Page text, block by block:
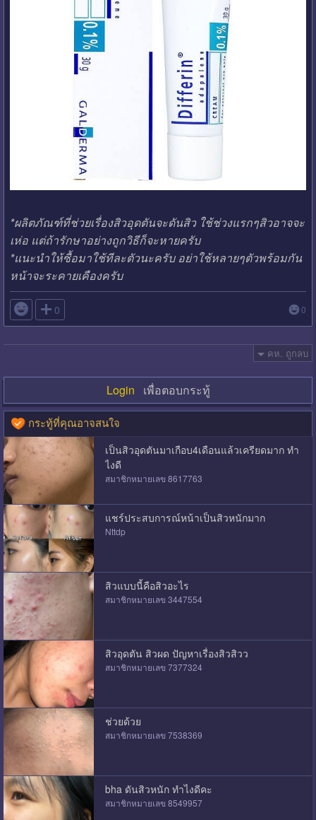
*ผลิตภัณฑ์ที่ช่วยเรื่องสิวอุดตันจะดันสิว ใช้ช่วงแรกๆสิวอาจจะ
เห่อ แต่ถ้ารักษาอย่างถูกวิธีก็จะหายครับ
*แนะนำให้ซื้อมาใช้ทีละตัวนะครับ อย่าใช้หลายๆตัวพร้อมกัน
หน้าจะระคายเคืองครับ
 0 0
คห. ถูกลบ
Login เพื่อตอบกระทู้
กระทู้ที่คุณอาจสนใจ
เป็นสิวอุดตันมาเกือบ4เดือนแล้วเครียดมาก ทำ
ไงดี
สมาชิกหมายเลข 8617763
แชร์ประสบการณ์หน้าเป็นสิวหนักมาก
Nttdp
สิวแบบนี้คือสิวอะไร
สมาชิกหมายเลข 3447554
สิวอุดตัน สิวผด ปัญหาเรื่องสิวสิวว
สมาชิกหมายเลข 7377324
ช่วยด้วย
สมาชิกหมายเลข 7538369
bha ดันสิวหนัก ทำไงดีคะ
สมาชิกหมายเลข 8549957